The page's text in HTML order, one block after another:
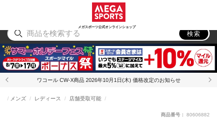
メガスポーツ公式オンラインショップ
アウトドア
検索
ワコール CW-X商品 2026年10月1日(木) 価格改定のお知らせ
メンズ レディース 店舗受取可能
商品番号： 80606882